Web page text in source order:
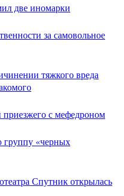
две иномарки
за самовольное
тяжкого вреда
с мефедроном
группу «черных
Спутник открылась